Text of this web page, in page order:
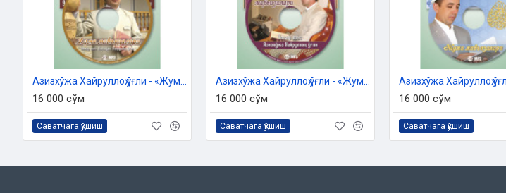
16 000 сўм
Саватчага қўшиш
16 000 сўм
Саватчага қўшиш
16 000 сўм
Саватчага қўшиш